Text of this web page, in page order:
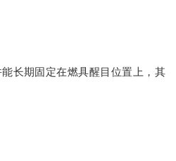
期固定在燃具醒目位置上，其